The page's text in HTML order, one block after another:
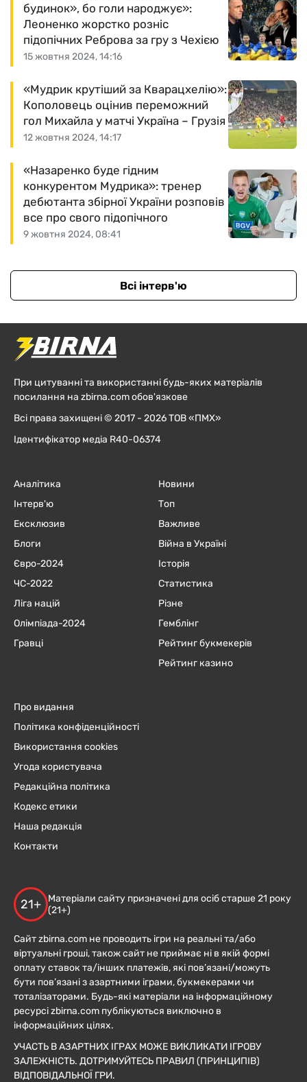
15 жовтня 2024, 14:16
будинок», бо голи народжує»:
Леоненко жорстко розніс
підопічних Реброва за гру з Чехією
12 жовтня 2024, 14:17
«Мудрик крутіший за Кварацхелію»:
Кополовець оцінив переможний
гол Михайла у матчі Україна – Грузія
9 жовтня 2024, 08:41
«Назаренко буде гідним
конкурентом Мудрика»: тренер
дебютанта збірної України розповів
все про свого підопічного
Всі інтерв'ю
При цитуванні та використанні будь-яких матеріалів
посилання на zbirna.com обов'язкове
Всі права захищені © 2017 - 2026 ТОВ «ПМХ»
Ідентифікатор медіа R40-06374
Аналітика
Інтерв'ю
Ексклюзив
Блоги
Євро-2024
ЧC-2022
Ліга націй
Олімпіада-2024
Гравці
Новини
Топ
Важливе
Війна в Україні
Історія
Статистика
Різне
Гемблінг
Рейтинг букмекерів
Рейтинг казино
Про видання
Політика конфіденційності
Використання cookies
Угода користувача
Редакційна політика
Кодекс етики
Наша редакція
Контакти
21+
Матеріали сайту призначені для осіб старше 21 року
(21+)
Сайт zbirna.com не проводить ігри на реальні та/або
віртуальні гроші, також сайт не приймає ні в якій формі
оплату ставок та/інших платежів, які пов’язані/можуть
бути пов’язані з азартними іграми, букмекерами чи
тоталізаторами. Будь-які матеріали на інформаційному
ресурсі zbirna.com публікуються виключно в
інформаційних цілях.
УЧАСТЬ В АЗАРТНИХ ІГРАХ МОЖЕ ВИКЛИКАТИ ІГРОВУ
ЗАЛЕЖНІСТЬ. ДОТРИМУЙТЕСЬ ПРАВИЛ (ПРИНЦИПІВ)
ВІДПОВІДАЛЬНОЇ ГРИ.